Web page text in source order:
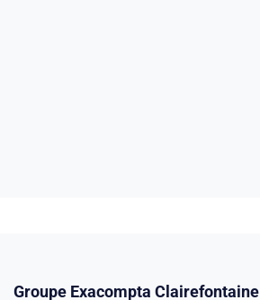
Groupe Exacompta Clairefontaine